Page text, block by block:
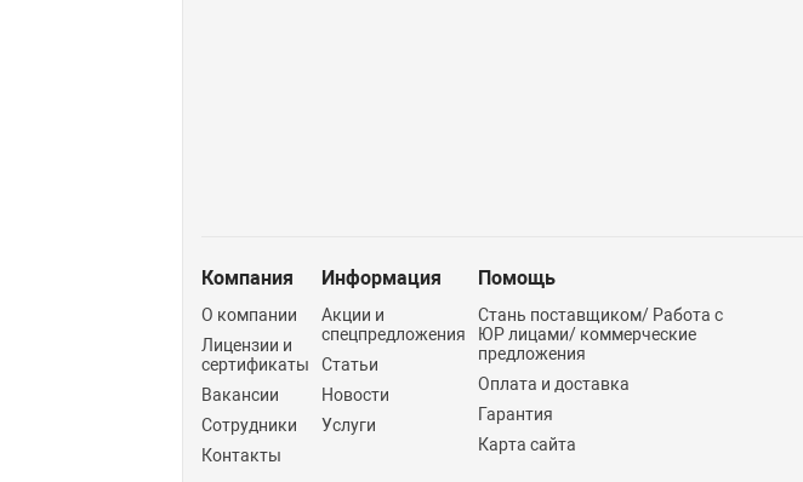
Компания
О компании
Лицензии и
сертификаты
Вакансии
Сотрудники
Контакты
Информация
Акции и
спецпредложения
Статьи
Новости
Услуги
Помощь
Стань поставщиком/ Работа с
ЮР лицами/ коммерческие
предложения
Оплата и доставка
Гарантия
Карта сайта